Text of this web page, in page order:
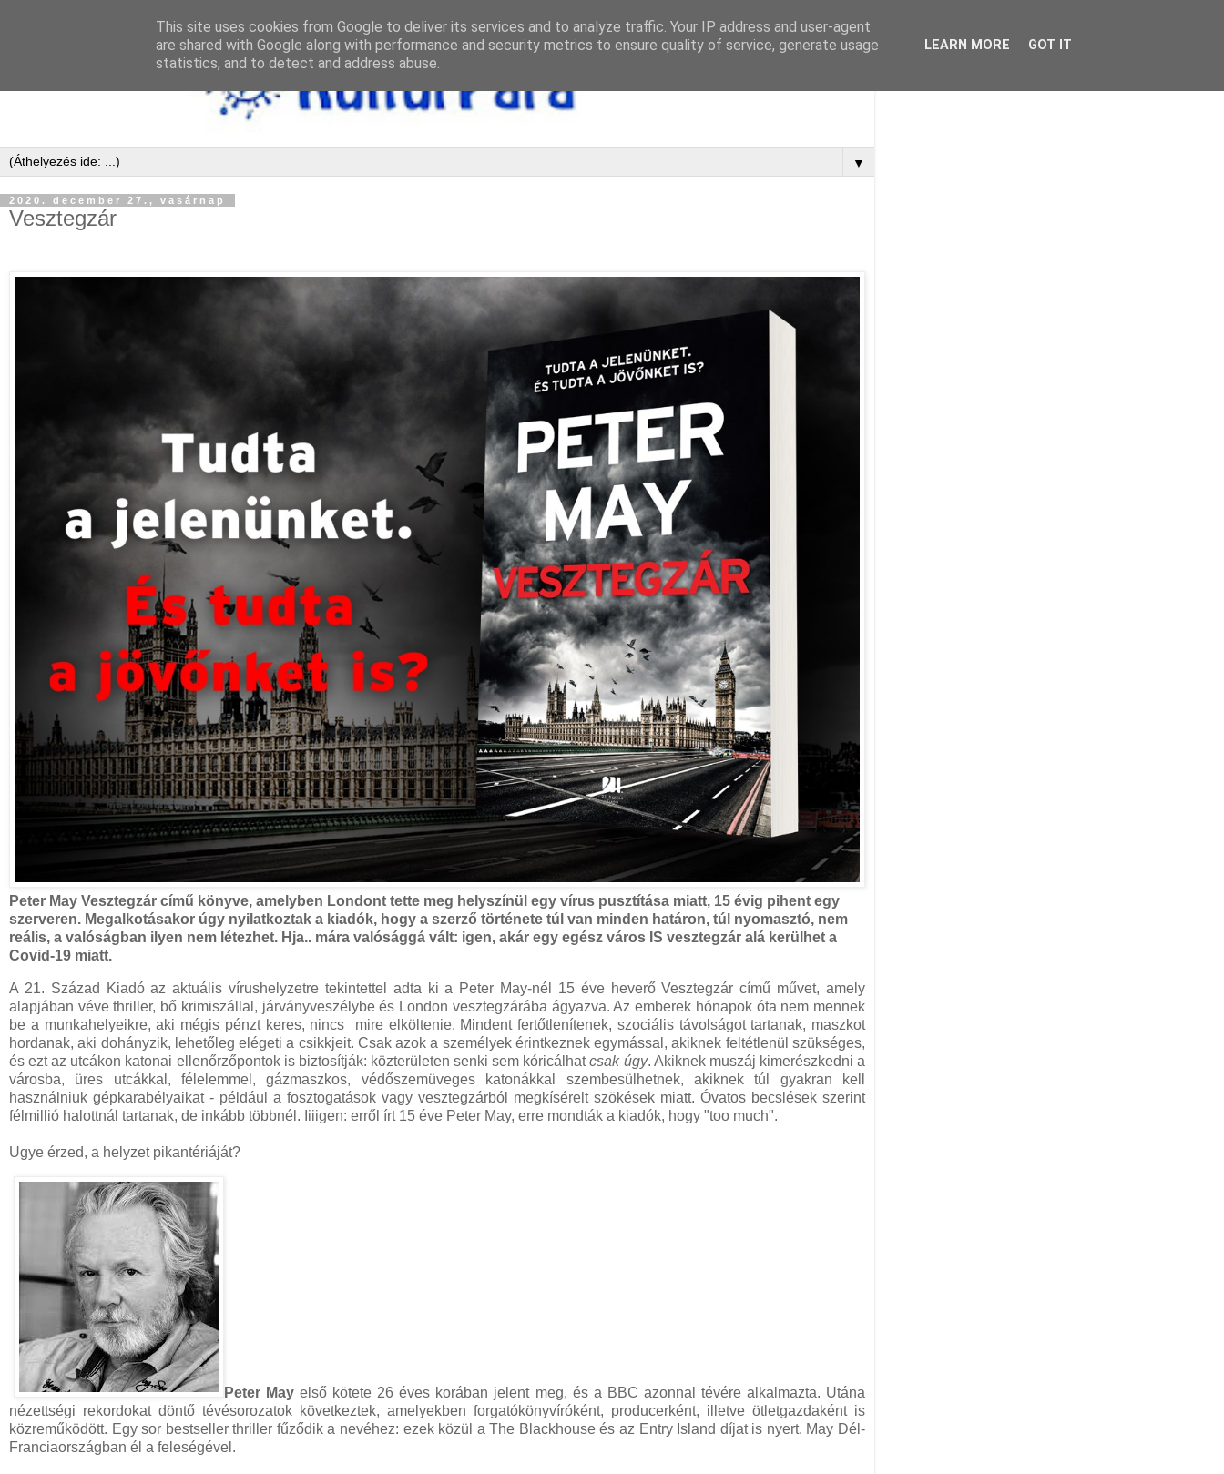
▼
2020. december 27., vasárnap
Vesztegzár
Peter May Vesztegzár című könyve, amelyben Londont tette meg helyszínül egy vírus pusztítása miatt, 15 évig pihent egy
szerveren. Megalkotásakor úgy nyilatkoztak a kiadók, hogy a szerző története túl van minden határon, túl nyomasztó, nem
reális, a valóságban ilyen nem létezhet. Hja.. mára valósággá vált: igen, akár egy egész város IS vesztegzár alá kerülhet a
Covid-19 miatt.
A 21. Század Kiadó az aktuális vírushelyzetre tekintettel adta ki a Peter May-nél 15 éve heverő Vesztegzár című művet, amely
alapjában véve thriller, bő krimiszállal, járványveszélybe és London vesztegzárába ágyazva. Az emberek hónapok óta nem mennek
be a munkahelyeikre, aki mégis pénzt keres, nincs mire elköltenie. Mindent fertőtlenítenek, szociális távolságot tartanak, maszkot
hordanak, aki dohányzik, lehetőleg elégeti a csikkjeit. Csak azok a személyek érintkeznek egymással, akiknek feltétlenül szükséges,
és ezt az utcákon katonai ellenőrzőpontok is biztosítják: közterületen senki sem kóricálhatcsak úgy. Akiknek muszáj kimerészkedni a
városba, üres utcákkal, félelemmel, gázmaszkos, védőszemüveges katonákkal szembesülhetnek, akiknek túl gyakran kell
használniuk gépkarabélyaikat - például a fosztogatások vagy vesztegzárból megkísérelt szökések miatt. Óvatos becslések szerint
félmillió halottnál tartanak, de inkább többnél. Iiiigen: erről írt 15 éve Peter May, erre mondták a kiadók, hogy "too much".
Ugye érzed, a helyzet pikantériáját?
Peter May első kötete 26 éves korában jelent meg, és a BBC azonnal tévére alkalmazta. Utána
nézettségi rekordokat döntő tévésorozatok következtek, amelyekben forgatókönyvíróként, producerként, illetve ötletgazdaként is
közreműködött. Egy sor bestseller thriller fűződik a nevéhez: ezek közül a The Blackhouse és az Entry Island díjat is nyert. May Dél-
Franciaországban él a feleségével.
This site uses cookies from Google to deliver its services and to analyze traffic. Your IP address and user-agent
are shared with Google along with performance and security metrics to ensure quality of service, generate usage
statistics, and to detect and address abuse.
LEARN MORE GOT IT